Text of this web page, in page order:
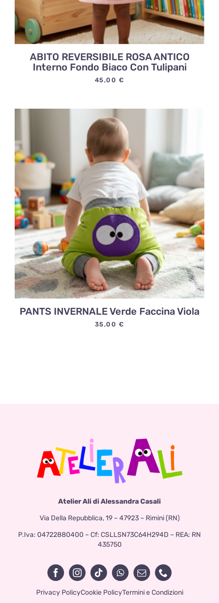
ABITO REVERSIBILE ROSA ANTICO
Interno Fondo Biaco Con Tulipani
45,00 €
PANTS INVERNALE Verde Faccina Viola
35,00 €
Atelier Ali di Alessandra Casali
Via Della Repubblica, 19 – 47923 – Rimini (RN)
P.Iva: 04722880400 – Cf: CSLLSN73C64H294D – REA: RN
435750
Privacy PolicyCookie PolicyTermini e Condizioni